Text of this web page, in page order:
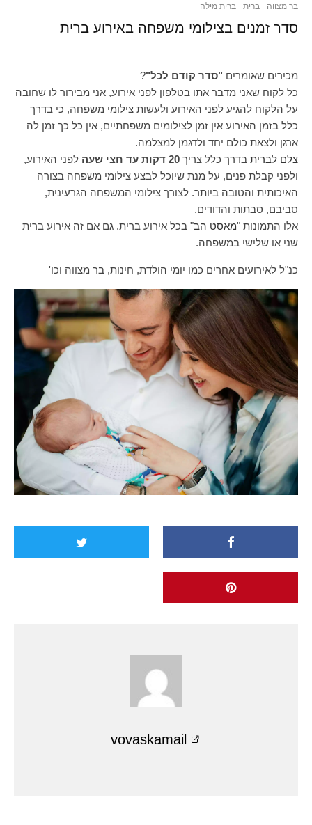
בר מצווה ברית ברית מילה
סדר זמנים בצילומי משפחה באירוע ברית
מכירים שאומרים "סדר קודם לכל"?
כל לקוח שאני מדבר אתו בטלפון לפני אירוע, אני מבירור לו שחובה
על הלקוח להגיע לפני האירוע ולעשות צילומי משפחה, כי בדרך
כלל בזמן האירוע אין זמן לצילומים משפחתיים, אין כל כך זמן לה
ארגן ולצאת כולם יחד ולדגמן למצלמה.
צלם לברית בדרך כלל צריך 20 דקות עד חצי שעה
לפני האירוע,
ולפני קבלת פנים, על מנת שיוכל לבצע צילומי משפחה בצורה
האיכותית והטובה ביותר. לצורך צילומי המשפחה הגרעינית,
סביבם, סבתות והדודים.
אלו התמונות "מאסט הב" בכל אירוע ברית. גם אם זה אירוע ברית
שני או שלישי במשפחה.
כנ"ל לאירועים אחרים כמו יומי הולדת, חינות, בר מצווה וכו'
vovaskamail